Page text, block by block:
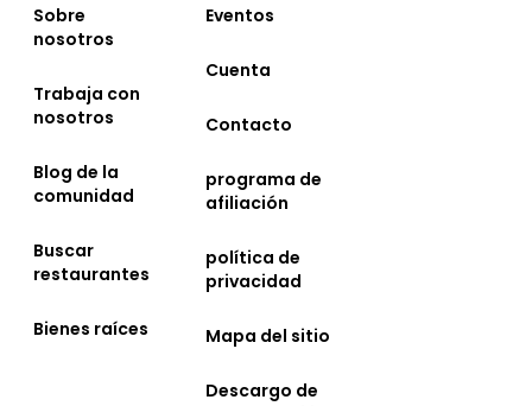
Sobre
nosotros
Trabaja con
nosotros
Blog de la
comunidad
Buscar
restaurantes
Bienes raíces
Eventos
Cuenta
Contacto
programa de
afiliación
política de
privacidad
Mapa del sitio
Descargo de